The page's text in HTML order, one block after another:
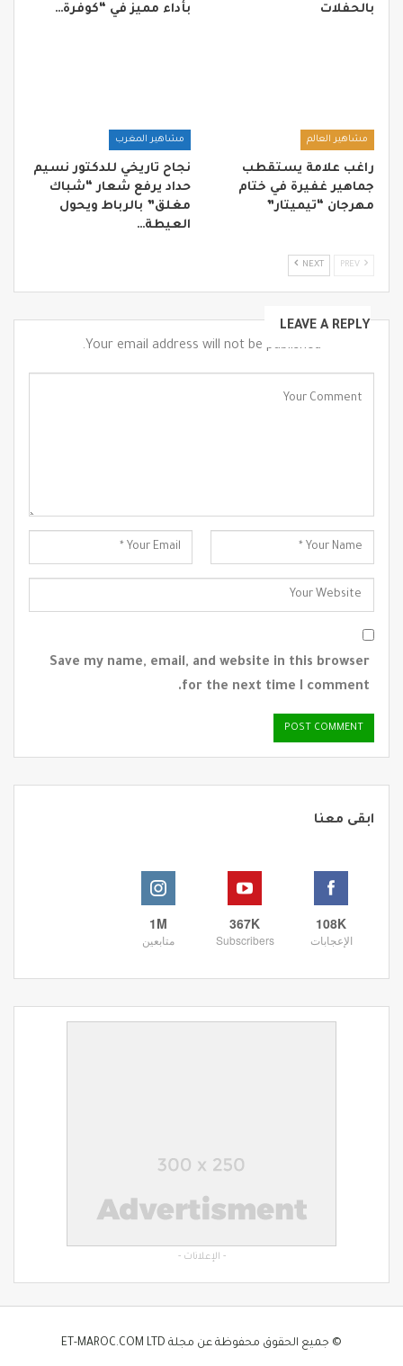
بالحفلات
بأداء مميز في “كوفرة…
مشاهير العالم
راغب علامة يستقطب
جماهير غفيرة في ختام
مهرجان “تيميتار”
مشاهير المغرب
نجاح تاريخي للدكتور نسيم
حداد يرفع شعار “شباك
مغلق” بالرباط ويحول
العيطة…
NEXT
LEAVE A REPLY
Your email address will not be published.
Save my name, email, and website in this browser
for the next time I comment.
ابقى معنا
108K
الإعجابات
367K
Subscribers
1M
متابعين
- الإعلانات -
© جميع الحقوق محفوظة عن مجلة ET-MAROC.COM LTD